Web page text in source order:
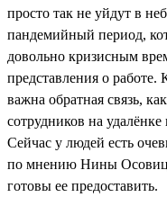
просто так не уйдут в
пандемийный период,
довольно кризисным
представления о
важна обратная связь,
сотрудников на
Сейчас у людей есть
по мнению Нины
готовы ее предоставить.